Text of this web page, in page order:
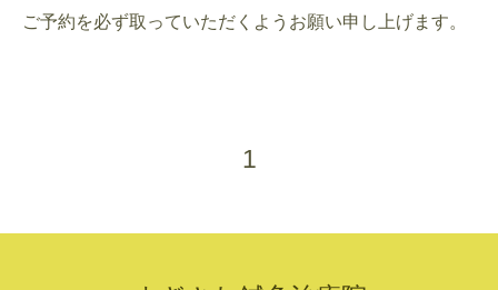
ご予約を必ず取っていただくようお願い申し上げます。
1